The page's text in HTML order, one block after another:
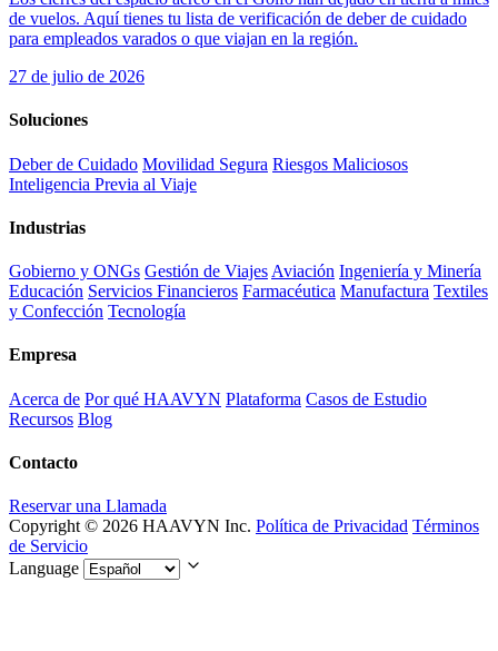
de vuelos. Aquí tienes tu lista de verificación de deber de cuidado
para empleados varados o que viajan en la región.
27 de julio de 2026
Soluciones
Deber de Cuidado Movilidad Segura Riesgos Maliciosos
Inteligencia Previa al Viaje
Industrias
Gobierno y ONGs Gestión de Viajes Aviación Ingeniería y Minería
Educación Servicios Financieros Farmacéutica Manufactura Textiles
y Confección Tecnología
Empresa
Acerca de Por qué HAAVYN Plataforma Casos de Estudio
Recursos Blog
Contacto
Reservar una Llamada
Copyright © 2026 HAAVYN Inc. Política de Privacidad Términos
de Servicio
Language